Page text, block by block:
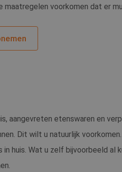
voorkomen dat er
aangevreten etenswaren en
Dit wilt u natuurlijk
huis. Wat u zelf bijvoorbeeld al